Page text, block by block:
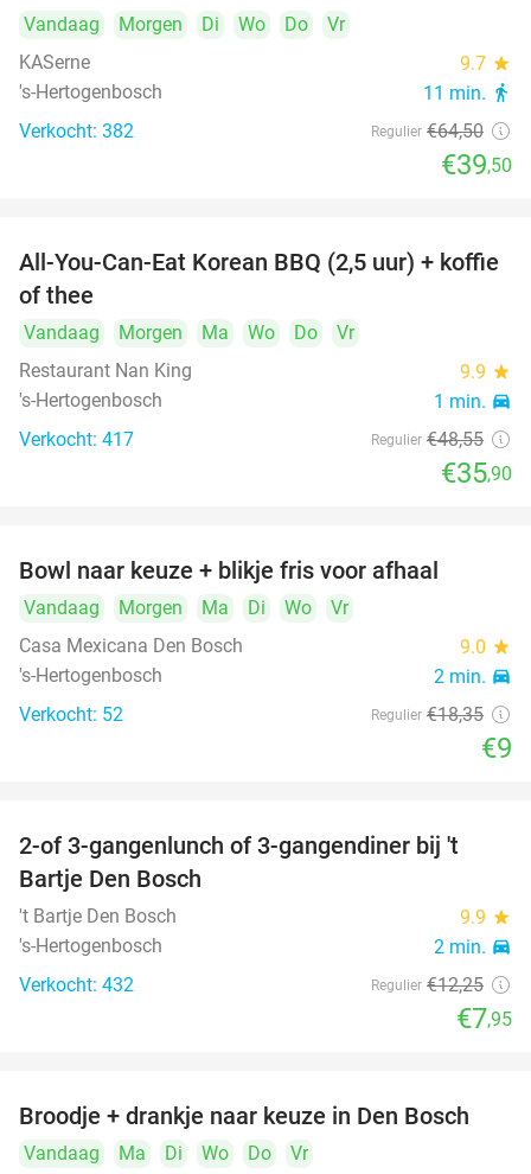
Vandaag Morgen Di Wo Do
Vr
KASerne
9.7 star
's-Hertogenbosch 11 min. directions_walk
Verkocht: 382 Regulier €64,50
€39,50
26%
All-You-Can-Eat Korean BBQ (2,5 uur) + koffie
of thee
Vandaag Morgen Ma Wo Do
Vr
Restaurant Nan King
9.9 star
's-Hertogenbosch 1 min. directions_car
Verkocht: 417 Regulier €48,55
€35,90
Bowl naar keuze + blikje fris voor afhaal
Vandaag Morgen Ma Di Wo
Vr
Casa Mexicana Den Bosch
9.0 star
's-Hertogenbosch 2 min. directions_car
Verkocht: 52 Regulier €18,35
€9
35%
2-of 3-gangenlunch of 3-gangendiner bij 't
Bartje Den Bosch
't Bartje Den Bosch 9.9 star
's-Hertogenbosch 2 min. directions_car
Verkocht: 432 Regulier €12,25
€7,95
41%
Broodje + drankje naar keuze in Den Bosch
Vandaag Ma Di Wo Do Vr